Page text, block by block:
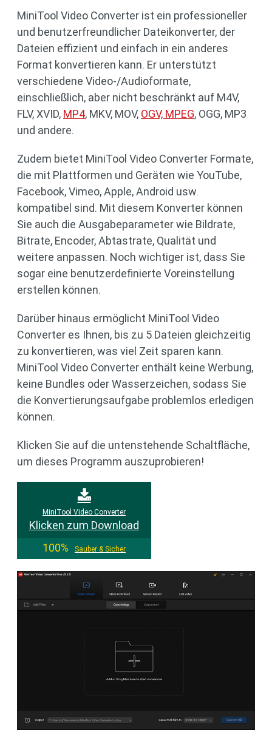
MiniTool Video Converter ist ein professioneller
und benutzerfreundlicher Dateikonverter, der
Dateien effizient und einfach in ein anderes
Format konvertieren kann. Er unterstützt
verschiedene Video-/Audioformate,
einschließlich, aber nicht beschränkt auf M4V,
FLV, XVID, MP4, MKV, MOV, OGV, MPEG, OGG, MP3
und andere.
Zudem bietet MiniTool Video Converter Formate,
die mit Plattformen und Geräten wie YouTube,
Facebook, Vimeo, Apple, Android usw.
kompatibel sind. Mit diesem Konverter können
Sie auch die Ausgabeparameter wie Bildrate,
Bitrate, Encoder, Abtastrate, Qualität und
weitere anpassen. Noch wichtiger ist, dass Sie
sogar eine benutzerdefinierte Voreinstellung
erstellen können.
Darüber hinaus ermöglicht MiniTool Video
Converter es Ihnen, bis zu 5 Dateien gleichzeitig
zu konvertieren, was viel Zeit sparen kann.
MiniTool Video Converter enthält keine Werbung,
keine Bundles oder Wasserzeichen, sodass Sie
die Konvertierungsaufgabe problemlos erledigen
können.
Klicken Sie auf die untenstehende Schaltfläche,
um dieses Programm auszuprobieren!
MiniTool Video Converter
Klicken zum Download
100%
Sauber & Sicher